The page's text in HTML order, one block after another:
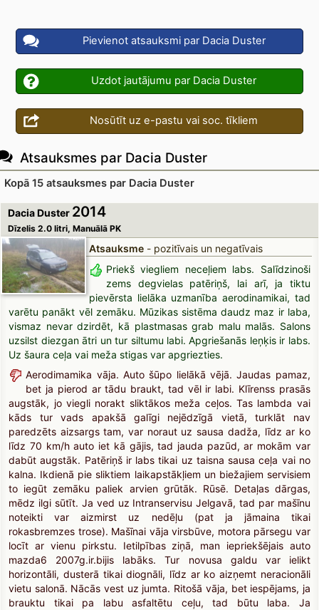
Pievienot atsauksmi par Dacia Duster
Uzdot jautājumu par Dacia Duster
Nosūtīt uz e-pastu vai soc. tīkliem
Atsauksmes par Dacia Duster
Kopā 15 atsauksmes par Dacia Duster
Dacia Duster 2014
Dīzelis 2.0 litri, Manuālā PK
Atsauksme - pozitīvais un negatīvais
Priekš viegliem neceļiem labs. Salīdzinoši
zems degvielas patēriņš, lai arī, ja tiktu
pievērsta lielāka uzmanība aerodinamikai, tad
varētu panākt vēl zemāku. Mūzikas sistēma daudz maz ir laba,
vismaz nevar dzirdēt, kā plastmasas grab malu malās. Salons
uzsilst diezgan ātri un tur siltumu labi. Apgriešanās leņķis ir labs.
Uz šaura ceļa vai meža stigas var apgriezties.
Aerodimamika vāja. Auto šūpo lielākā vējā. Jaudas pamaz,
bet ja pierod ar tādu braukt, tad vēl ir labi. Klīrenss prasās
augstāk, jo viegli norakt sliktākos meža ceļos. Tas lambda vai
kāds tur vads apakšā galīgi nejēdzīgā vietā, turklāt nav
paredzēts aizsargs tam, var noraut uz sausa dadža, līdz ar ko
līdz 70 km/h auto iet kā gājis, tad jauda pazūd, ar mokām var
dabūt augstāk. Patēriņš ir labs tikai uz taisna sausa ceļa vai no
kalna. Ikdienā pie sliktiem laikapstākļiem un biežajiem servisiem
to iegūt zemāku paliek arvien grūtāk. Rūsē. Detaļas dārgas,
mēdz ilgi sūtīt. Ja ved uz Intranservisu Jelgavā, tad par mašīnu
noteikti var aizmirst uz nedēļu (pat ja jāmaina tikai
rokasbremzes trose). Mašīnai vāja virsbūve, motora pārsegu var
locīt ar vienu pirkstu. Ietilpības ziņā, man iepriekšējais auto
mazda6 2007g.ir.bijis labāks. Tur novusa galdu var ielikt
horizontāli, dusterā tikai diognāli, līdz ar ko aizņemt neracionāli
vietu salonā. Nācās vest uz jumta. Ritošā vāja, bet iespējams, ja
brauktu tikai pa labu asfaltētu ceļu, tad būtu laba. Ja